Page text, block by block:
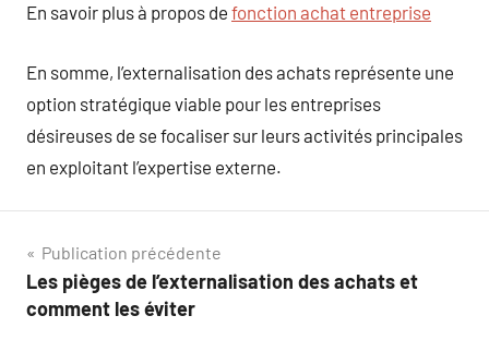
En savoir plus à propos de fonction achat entreprise
En somme, l’externalisation des achats représente une
option stratégique viable pour les entreprises
désireuses de se focaliser sur leurs activités principales
en exploitant l’expertise externe.
Navigation
de
Publication précédente
Les pièges de l’externalisation des achats et
comment les éviter